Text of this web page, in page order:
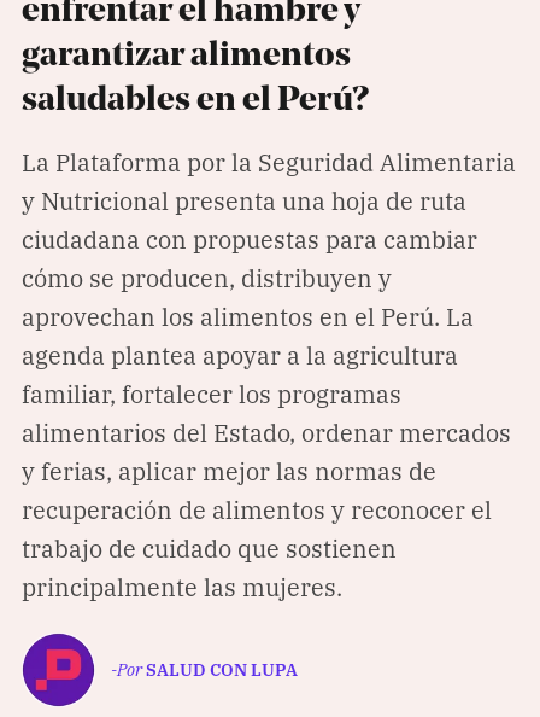
Climatopedia
Medio ambiente
Género
Sobremesa
FORMATOS
Entrevistas
Opinión
Biblioterapia
Cartas y réplicas
APÓYANOS
Pon tu lupa sobre lo
que importa
Dona aquí
enfrentar el hambre y
garantizar alimentos
saludables en el Perú?
La Plataforma por la Seguridad Alimentaria
y Nutricional presenta una hoja de ruta
ciudadana con propuestas para cambiar
cómo se producen, distribuyen y
aprovechan los alimentos en el Perú. La
agenda plantea apoyar a la agricultura
familiar, fortalecer los programas
alimentarios del Estado, ordenar mercados
y ferias, aplicar mejor las normas de
recuperación de alimentos y reconocer el
trabajo de cuidado que sostienen
principalmente las mujeres.
-PorSALUD CON LUPA